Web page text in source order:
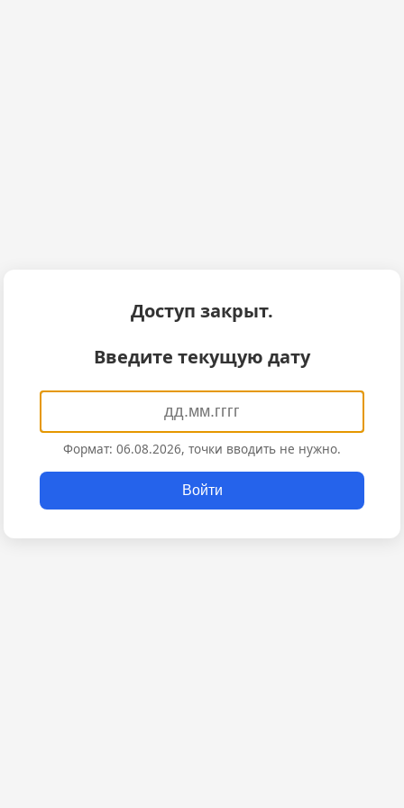
Доступ закрыт.
Введите текущую дату
Формат: 06.08.2026, точки вводить не нужно.
Войти